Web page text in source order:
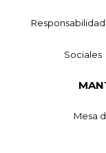
Sociales
Mesa